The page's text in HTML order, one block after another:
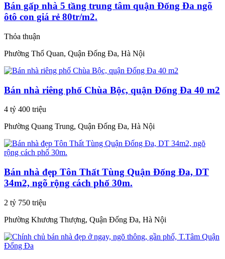
Bán gấp nhà 5 tầng trung tâm quận Đống Đa ngõ
ôtô con giá rẻ 80tr/m2.
Thỏa thuận
Phường Thổ Quan, Quận Đống Đa, Hà Nội
Bán nhà riêng phố Chùa Bộc, quận Đống Đa 40 m2
4 tỷ 400 triệu
Phường Quang Trung, Quận Đống Đa, Hà Nội
Bán nhà đẹp Tôn Thất Tùng Quận Đống Đa, DT
34m2, ngõ rộng cách phố 30m.
2 tỷ 750 triệu
Phường Khương Thượng, Quận Đống Đa, Hà Nội